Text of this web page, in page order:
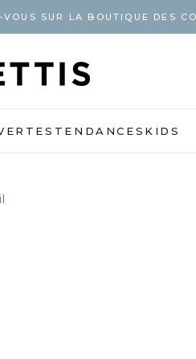
SUR LA BOUTIQUE DES
TENDANCES KIDS